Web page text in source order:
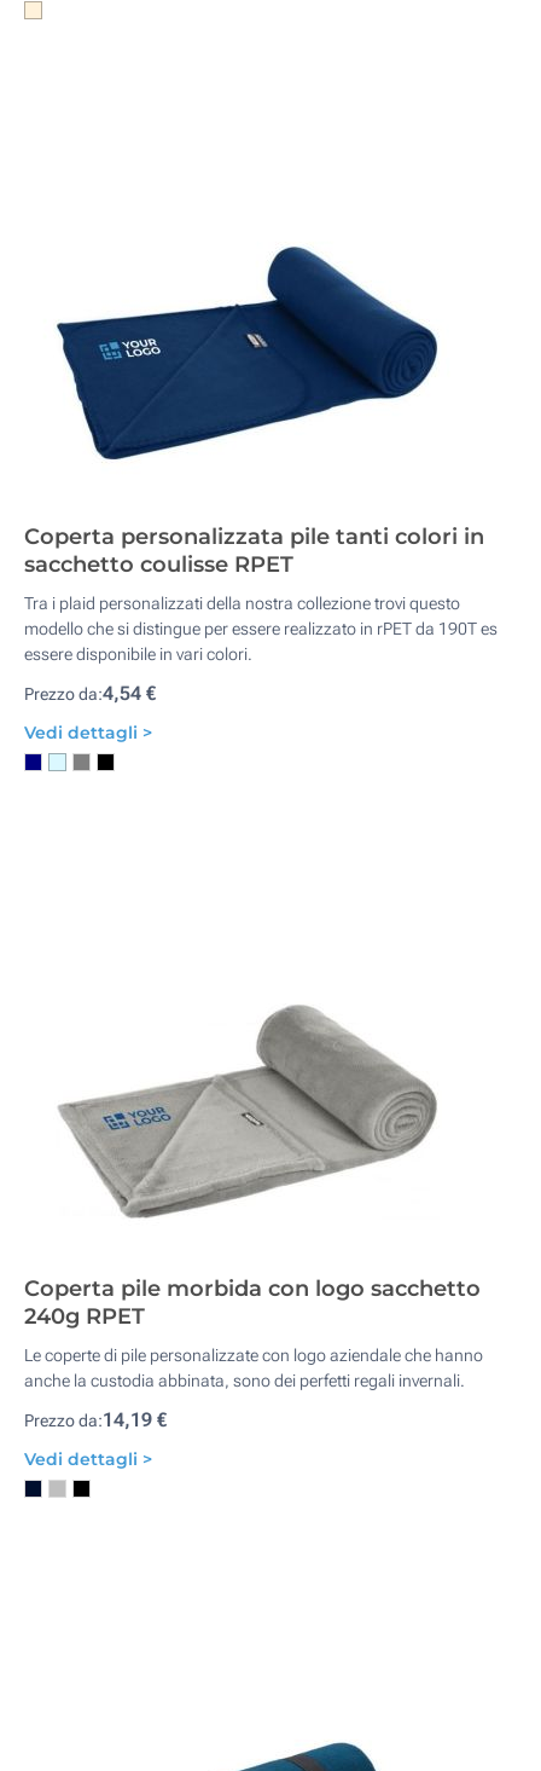
Coperta personalizzata pile tanti colori in
sacchetto coulisse RPET
Tra i plaid personalizzati della nostra collezione trovi questo
modello che si distingue per essere realizzato in rPET da 190T es
essere disponibile in vari colori.
Prezzo da:4,54 €
Vedi dettagli >
Coperta pile morbida con logo sacchetto
240g RPET
Le coperte di pile personalizzate con logo aziendale che hanno
anche la custodia abbinata, sono dei perfetti regali invernali.
Prezzo da:14,19 €
Vedi dettagli >